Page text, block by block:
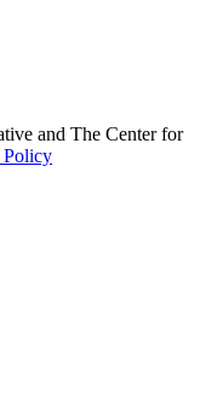
and The Center for
Policy